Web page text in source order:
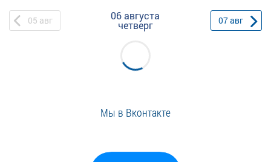
05 авг 06 августа
четверг 07авг
Мы в Вконтакте